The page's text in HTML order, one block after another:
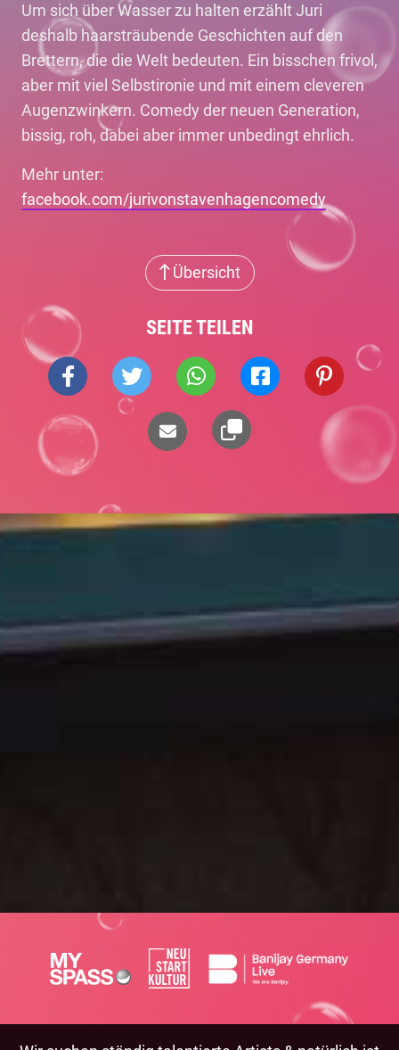
Um sich über Wasser zu halten erzählt Juri
deshalb haarsträubende Geschichten auf den
Brettern, die die Welt bedeuten. Ein bisschen frivol,
aber mit viel Selbstironie und mit einem cleveren
Augenzwinkern. Comedy der neuen Generation,
bissig, roh, dabei aber immer unbedingt ehrlich.
Mehr unter:
facebook.com/jurivonstavenhagencomedy
Übersicht
SEITE TEILEN